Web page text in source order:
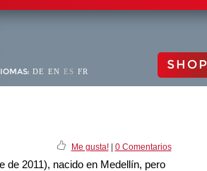
DE EN ES FR SHOP
Me gusta!| 0 Comentarios
de 2011), nacido en Medellín, pero